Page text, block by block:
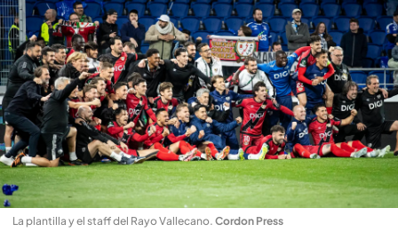
La plantilla y el staff del Rayo Vallecano. Cordon Press